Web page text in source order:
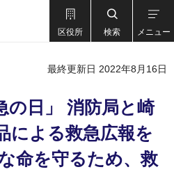
区役所 検索 メニュー
最終更新日 2022年8月16日
の日」 消防局と崎
による救急広報を
命を守るため、救